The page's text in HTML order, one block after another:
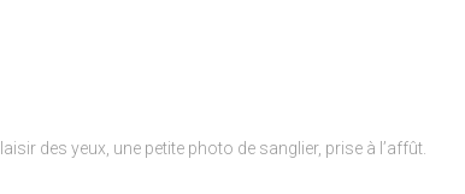
des yeux, une petite photo de sanglier, prise à l’affût.